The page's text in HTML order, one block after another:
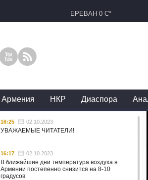
ЕРЕВАН 0 C°
Армения НКР Диаспора
16:25 02.10.2023
УВАЖАЕМЫЕ ЧИТАТЕЛИ!
16:17 02.10.2023
В ближайшие дни температура воздуха в
Армении постепенно снизится на 8-10
градусов